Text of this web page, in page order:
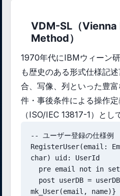
VDM-SL（
Method）
1970年代にIBMウィーン
も歴史のある形式仕様記
合、写像、列といった豊
件・事後条件による操作
（ISO/IEC 13817-1）とし
-- ユーザー登録の仕様例
RegisterUser(email:
char) uid: UserId
mk_User(email, name)}